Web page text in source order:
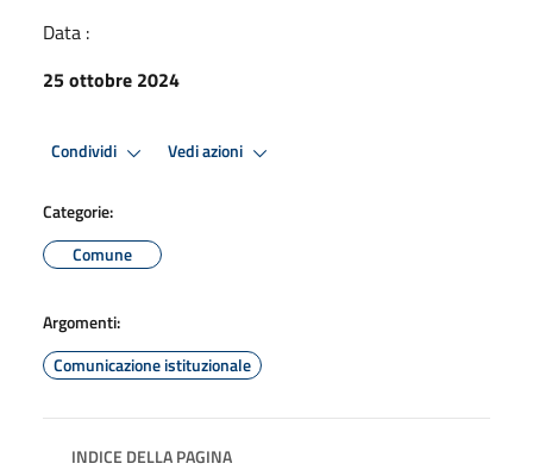
Data :
25 ottobre 2024
Condividi Vedi azioni
Categorie:
Comune
Argomenti:
Comunicazione istituzionale
INDICE DELLA PAGINA